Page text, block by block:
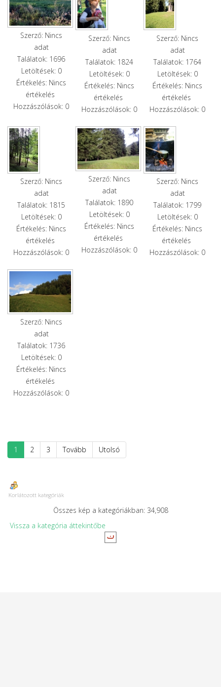
Szerző: Nincs
adat
Találatok: 1696
Letöltések: 0
Értékelés: Nincs
értékelés
Hozzászólások: 0
Szerző: Nincs
adat
Találatok: 1824
Letöltések: 0
Értékelés: Nincs
értékelés
Hozzászólások: 0
Szerző: Nincs
adat
Találatok: 1764
Letöltések: 0
Értékelés: Nincs
értékelés
Hozzászólások: 0
Szerző: Nincs
adat
Találatok: 1815
Letöltések: 0
Értékelés: Nincs
értékelés
Hozzászólások: 0
Szerző: Nincs
adat
Találatok: 1890
Letöltések: 0
Értékelés: Nincs
értékelés
Hozzászólások: 0
Szerző: Nincs
adat
Találatok: 1799
Letöltések: 0
Értékelés: Nincs
értékelés
Hozzászólások: 0
Szerző: Nincs
adat
Találatok: 1736
Letöltések: 0
Értékelés: Nincs
értékelés
Hozzászólások: 0
1 2 3 Tovább Utolsó
Korlátozott kategóriák
Összes kép a kategóriákban: 34,908
Vissza a kategória áttekintőbe